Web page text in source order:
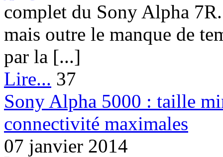
complet du Sony Alpha
mais outre le manque de
par la [...]
Lire... 37
Sony Alpha 5000 : taille
connectivité maximales
07 janvier 2014